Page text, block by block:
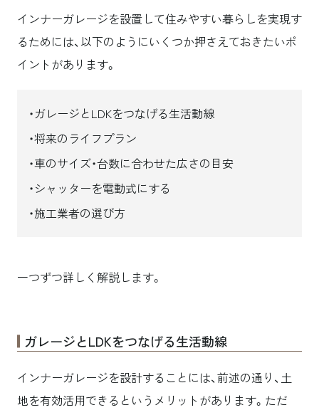
インナーガレージを設置して住みやすい暮らしを実現す
るためには、以下のようにいくつか押さえておきたいポ
イントがあります。
ガレージとLDKをつなげる生活動線
将来のライフプラン
車のサイズ・台数に合わせた広さの目安
シャッターを電動式にする
施工業者の選び方
一つずつ詳しく解説します。
ガレージとLDKをつなげる生活動線
インナーガレージを設計することには、前述の通り、土
地を有効活用できるというメリットがあります。ただ